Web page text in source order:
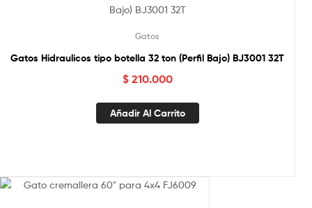
Gatos
Gatos Hidraulicos tipo botella 32 ton (Perfil Bajo) BJ3001 32T
$210.000
Añadir Al Carrito